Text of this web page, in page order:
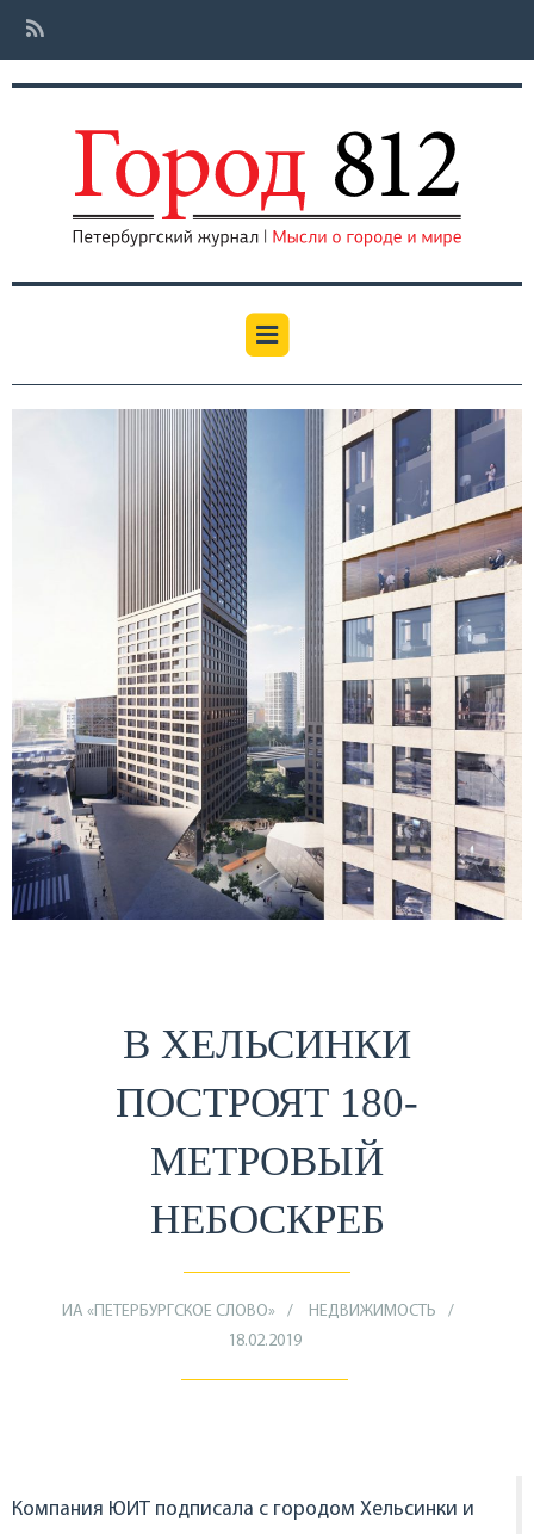
В ХЕЛЬСИНКИ
ПОСТРОЯТ 180-
МЕТРОВЫЙ
НЕБОСКРЕБ
ИА «ПЕТЕРБУРГСКОЕ СЛОВО»
НЕДВИЖИМОСТЬ
18.02.2019
Компания ЮИТ подписала с городом Хельсинки и